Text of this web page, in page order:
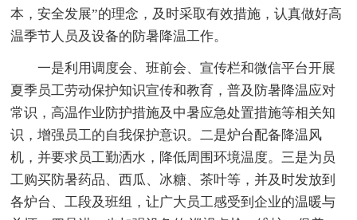
本，安全发展”的理念，及时采取有效措施，认真做好高
温季节人员及设备的防暑降温工作。
一是利用调度会、班前会、宣传栏和微信平台开展
夏季员工劳动保护知识宣传和教育，普及防暑降温应对
常识，高温作业防护措施及中暑应急处置措施等相关知
识，增强员工的自我保护意识。二是炉台配备降温风
机，并要求员工勤洒水，降低周围环境温度。三是为员
工购买防暑药品、西瓜、冰糖、茶叶等，并及时发放到
各炉台、工段及班组，让广大员工感受到企业的温暖与